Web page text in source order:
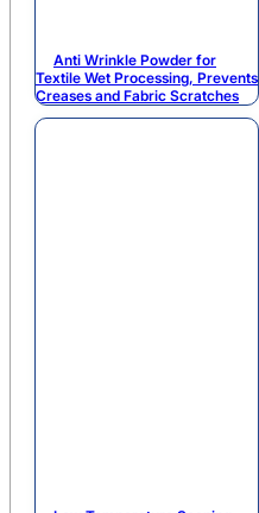
Anti Wrinkle Powder for
Textile Wet Processing, Prevents
Creases and Fabric Scratches